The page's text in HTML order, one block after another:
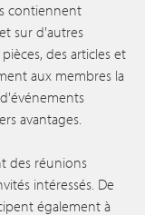
contiennent
sur d'autres
des articles et
aux membres la
avantages.
des réunions
intéressés. De
également à